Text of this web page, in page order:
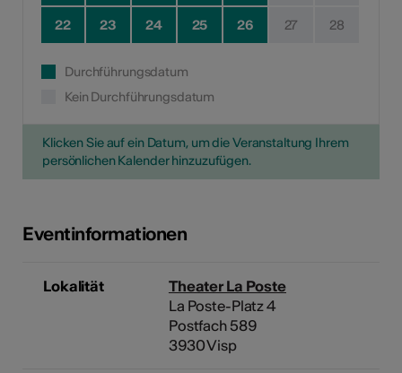
22 23 24 25 26 27 28
Durchführungsdatum
Kein Durchführungsdatum
Klicken Sie auf ein Datum, um die Veranstaltung Ihrem
persönlichen Kalender hinzuzufügen.
Eventinformationen
Lokalität
Theater La Poste
La Poste-Platz 4
Postfach 589
3930 Visp